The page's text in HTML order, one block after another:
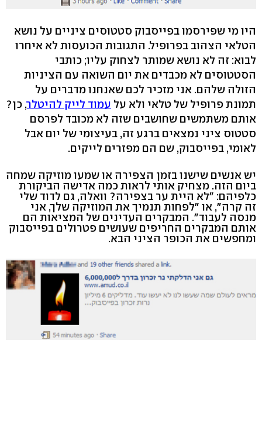
היו מי שפירסמו בפייסבוק סטטוסים ציניים על נושא
הטלאי הצהוב בפרופיל. התגובות הכועסות לא איחרו
לבוא: זה לא נושא שמותר לצחוק עליו; כותבי
הסטטוסים לא מכבדים את יום השואה עם הציניות
הזולה שלהם. אני מזכיר לכם שאנחנו מדברים על
תמונת פרופיל של טלאי ולא על עמוד לייק להיטלר, כן?
אותם משתמשים שחושבים שזה לא מכובד לפרסם
סטטוס ציני נמצאים ברגע זה, בעיצומי של יום אבל
לאומי, בפייסבוק, שם הם מפזרים לייקים.
יש אנשים שישנו בזמן הצפירה או שמעו מוזיקה שמחה
ביום הזה. מצחיק אותי לראות כמה אדישה הביקורת
כלפיהם: "לא היית ער בצפירה? וואלה, גם לדוד שלי
זה קרה", או "לפחות תנמיך את המוזיקה שלך, אני
מנסה לעבוד". המבקרים העדינים של המציאות הם
אותם המבקרים החריפים שעושים פטרולים בפייסבוק
ומחפשים את הכופר הציני הבא.